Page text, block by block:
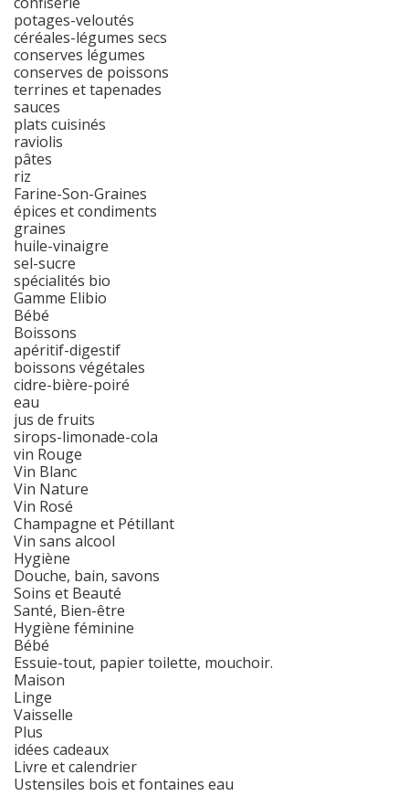
potages-veloutés
céréales-légumes secs
conserves légumes
conserves de poissons
terrines et tapenades
sauces
plats cuisinés
raviolis
pâtes
riz
Farine-Son-Graines
épices et condiments
graines
huile-vinaigre
sel-sucre
spécialités bio
Gamme Elibio
Bébé
Boissons
apéritif-digestif
boissons végétales
cidre-bière-poiré
eau
jus de fruits
sirops-limonade-cola
vin Rouge
Vin Blanc
Vin Nature
Vin Rosé
Champagne et Pétillant
Vin sans alcool
Hygiène
Douche, bain, savons
Soins et Beauté
Santé, Bien-être
Hygiène féminine
Bébé
Essuie-tout, papier toilette, mouchoir.
Maison
Linge
Vaisselle
Plus
idées cadeaux
Livre et calendrier
Ustensiles bois et fontaines eau